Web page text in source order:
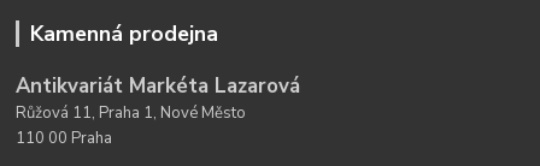
Kamenná prodejna
Antikvariát Markéta Lazarová
Růžová 11, Praha 1, Nové Město
110 00 Praha